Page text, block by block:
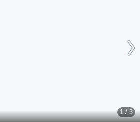
1 / 3